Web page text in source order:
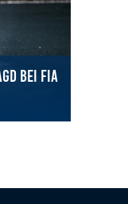
bei FIA